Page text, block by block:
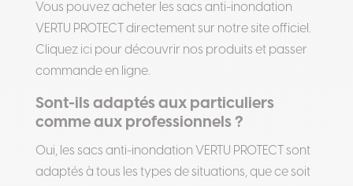
Vous pouvez acheter les sacs anti-inondation
VERTU PROTECT directement sur notre site officiel.
Cliquez ici pour découvrir nos produits et passer
commande en ligne.
Sont-ils adaptés aux particuliers
comme aux professionnels ?
Oui, les sacs anti-inondation VERTU PROTECT sont
adaptés à tous les types de situations, que ce soit